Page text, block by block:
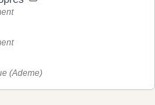
(Ademe)